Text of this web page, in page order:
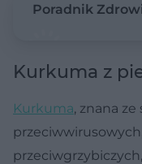
Poradnik
Kurkuma z
Kurkuma, znana ze